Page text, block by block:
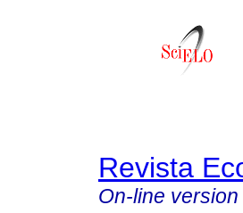
Revista
On-line version